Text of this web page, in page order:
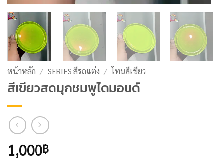
หน้าหลัก / SERIES สีรถแต่ง / โทนสีเขียว
สีเขียวสดมุกชมพูไดมอนด์
1,000฿